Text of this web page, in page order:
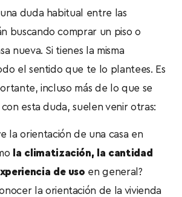
una duda habitual entre las
buscando comprar un piso o
nueva. Si tienes la misma
el sentido que te lo plantees. Es
incluso más de lo que se
esta duda, suelen venir otras:
la orientación de una casa en
la climatización, la cantidad
de uso en general?
la orientación de la vivienda